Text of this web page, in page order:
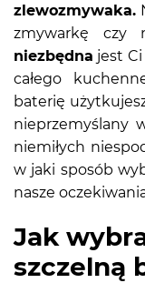
zlewozmywaka.
zmywarkę czy
niezbędna jest
całego
baterię
nieprzemyślany
niemiłych
w jaki sposób
nasze
Jak
szczelną